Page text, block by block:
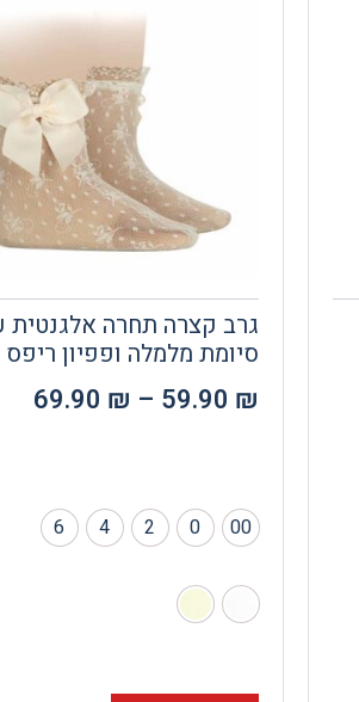
גרב קצרה תחרה אלגנטית
סיומת מלמלה ופפיון ריפס
59.90 ₪
–
69.90 ₪
00
0
2
4
6